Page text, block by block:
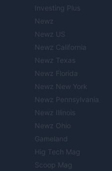
Investing Plus
Newz
Newz US
Newz California
Newz Texas
Newz Florida
Newz New York
Newz Pennsylvania
Newz Illinois
Newz Ohio
Gameland
Hig Tech Mag
Scoop Mag